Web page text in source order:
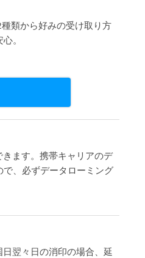
類から好みの受け取り方
。
ます。携帯キャリアのデ
、必ずデータローミング
翌々日の消印の場合、延